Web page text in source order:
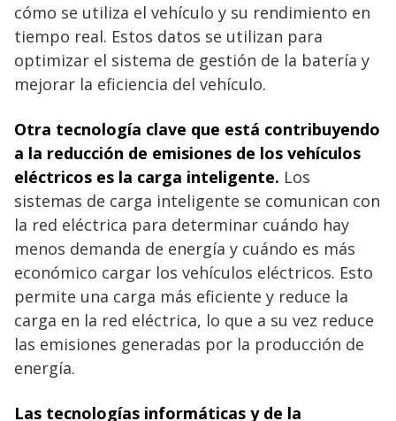
cómo se utiliza el vehículo y su rendimiento en
tiempo real. Estos datos se utilizan para
optimizar el sistema de gestión de la batería y
mejorar la eficiencia del vehículo.
Otra tecnología clave que está contribuyendo
a la reducción de emisiones de los vehículos
eléctricos es la carga inteligente. Los
sistemas de carga inteligente se comunican con
la red eléctrica para determinar cuándo hay
menos demanda de energía y cuándo es más
económico cargar los vehículos eléctricos. Esto
permite una carga más eficiente y reduce la
carga en la red eléctrica, lo que a su vez reduce
las emisiones generadas por la producción de
energía.
Las tecnologías informáticas y de la